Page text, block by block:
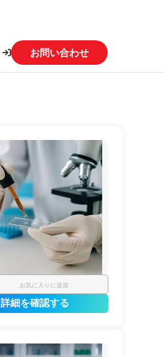
お問い合わせ
お気に入りに追加
詳細を確認する